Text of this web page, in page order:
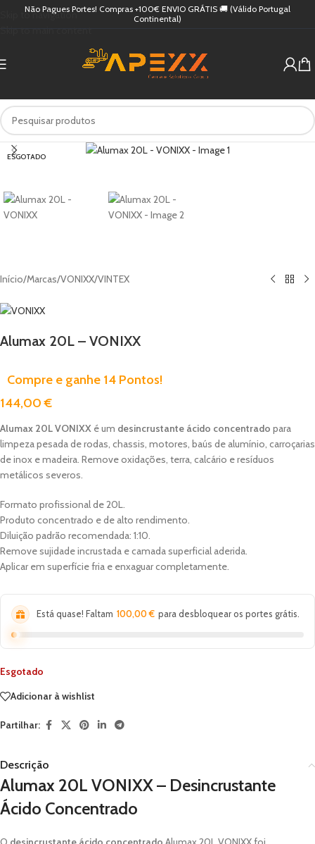
Skip to navigation
Não Pagues Portes! Compras +100€ ENVIO GRÁTIS 🚚 (Válido Portugal
Continental)
ESGOTADO
Início/Marcas/VONIXX/VINTEX
Alumax 20L – VONIXX
Compre e ganhe 14 Pontos!
144,00€
Alumax 20L VONIXX é um desincrustante ácido concentrado para
limpeza pesada de rodas, chassis, motores, baús de alumínio, carroçarias
de inox e madeira. Remove oxidações, terra, calcário e resíduos
metálicos severos.
Formato profissional de 20L.
Produto concentrado e de alto rendimento.
Diluição padrão recomendada: 1:10.
Remove sujidade incrustada e camada superficial aderida.
Aplicar em superfície fria e enxaguar completamente.
Está quase! Faltam 100,00€ para desbloquear os portes grátis.
Esgotado
Adicionar à wishlist
Partilhar:
Descrição
Alumax 20L VONIXX – Desincrustante
Ácido Concentrado